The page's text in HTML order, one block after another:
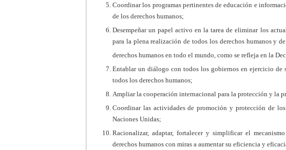
Coordinar los programas pertinentes de educación e
de los derechos humanos;
Desempeñar un papel activo en la tarea de eliminar los
para la plena realización de todos los derechos humanos y
derechos humanos en todo el mundo, como se refleja en la
Entablar un diálogo con todos los gobiernos en ejercicio de
todos los derechos humanos;
Ampliar la cooperación internacional para la protección y la
Coordinar las actividades de promoción y protección de
Naciones Unidas;
Racionalizar, adaptar, fortalecer y simplificar el
derechos humanos con miras a aumentar su eficiencia y